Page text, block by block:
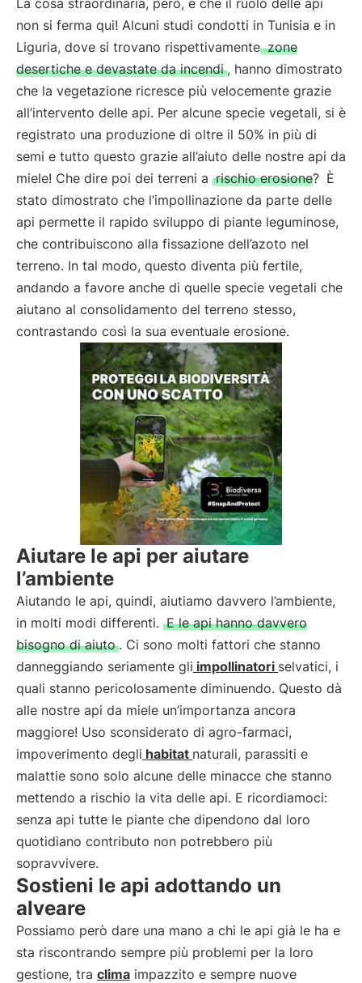
La cosa straordinaria, però, è che il ruolo delle api
non si ferma qui! Alcuni studi condotti in Tunisia e in
Liguria, dove si trovano rispettivamente zone
desertiche e devastate da incendi , hanno dimostrato
che la vegetazione ricresce più velocemente grazie
all’intervento delle api. Per alcune specie vegetali, si è
registrato una produzione di oltre il 50% in più di
semi e tutto questo grazie all’aiuto delle nostre api da
miele! Che dire poi dei terreni a rischio erosione? È
stato dimostrato che l’impollinazione da parte delle
api permette il rapido sviluppo di piante leguminose,
che contribuiscono alla fissazione dell’azoto nel
terreno. In tal modo, questo diventa più fertile,
andando a favore anche di quelle specie vegetali che
aiutano al consolidamento del terreno stesso,
contrastando così la sua eventuale erosione.
Aiutare le api per aiutare
l’ambiente
Aiutando le api, quindi, aiutiamo davvero l’ambiente,
in molti modi differenti. E le api hanno davvero
bisogno di aiuto . Ci sono molti fattori che stanno
danneggiando seriamente gli impollinatori selvatici, i
quali stanno pericolosamente diminuendo. Questo dà
alle nostre api da miele un’importanza ancora
maggiore! Uso sconsiderato di agro-farmaci,
impoverimento degli habitat naturali, parassiti e
malattie sono solo alcune delle minacce che stanno
mettendo a rischio la vita delle api. E ricordiamoci:
senza api tutte le piante che dipendono dal loro
quotidiano contributo non potrebbero più
sopravvivere.
Sostieni le api adottando un
alveare
Possiamo però dare una mano a chi le api già le ha e
sta riscontrando sempre più problemi per la loro
gestione, tra clima impazzito e sempre nuove